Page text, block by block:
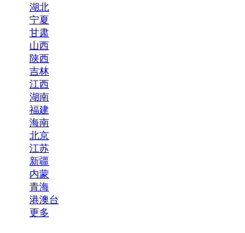
湖北
宁夏
甘肃
山西
陕西
吉林
江西
湖南
福建
海南
北京
江苏
新疆
内蒙
青海
港澳台
更多